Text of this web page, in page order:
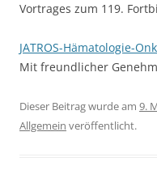
Vortrages zum 119.
JATROS-Hämatologie-
Mit freundlicher
Dieser Beitrag wurde am 9.
Allgemein veröffentlicht.